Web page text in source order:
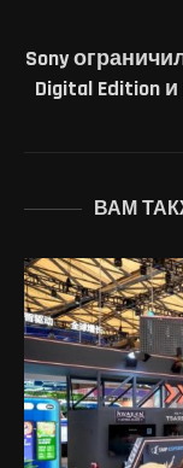
Sony
Digital Edition
ВАМ